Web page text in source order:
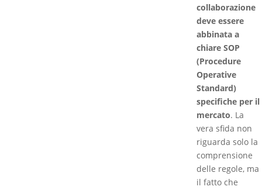
collaborazione
deve essere
abbinata a
chiare SOP
(Procedure
Operative
Standard)
specifiche per il
mercato. La
vera sfida non
riguarda solo la
comprensione
delle regole, ma
il fatto che